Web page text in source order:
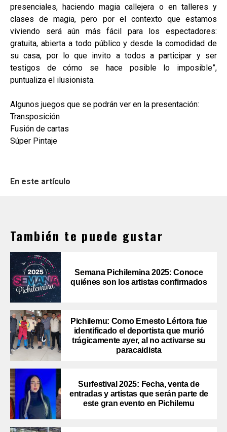
presenciales, haciendo magia callejera o en talleres y
clases de magia, pero por el contexto que estamos
viviendo será aún más fácil para los espectadores:
gratuita, abierta a todo público y desde la comodidad de
su casa, por lo que invito a todos a participar y ser
testigos de cómo se hace posible lo imposible”,
puntualiza el ilusionista.
Algunos juegos que se podrán ver en la presentación:
Transposición
Fusión de cartas
Súper Pintaje
En este artículo
También te puede gustar
Semana Pichilemina 2025: Conoce
quiénes son los artistas confirmados
Pichilemu: Como Ernesto Lértora fue
identificado el deportista que murió
trágicamente ayer, al no activarse su
paracaidista
Surfestival 2025: Fecha, venta de
entradas y artistas que serán parte de
este gran evento en Pichilemu